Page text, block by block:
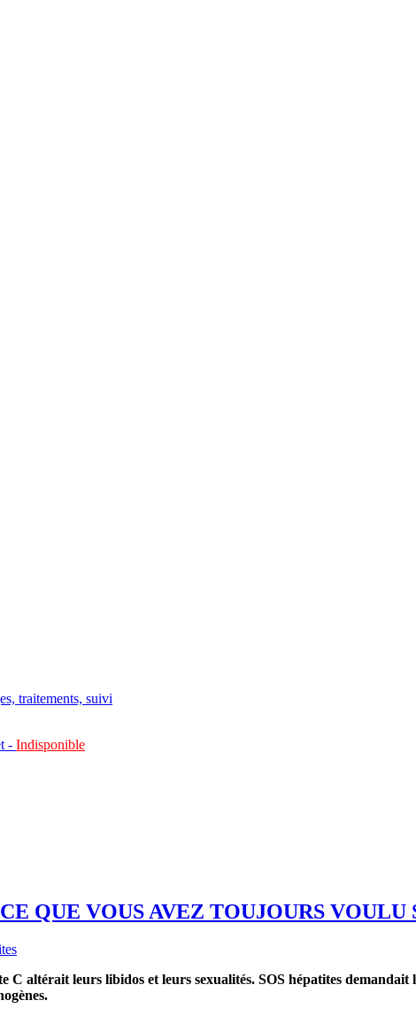
traitements, suivi
- Indisponible
QUE VOUS AVEZ TOUJOURS VOULU
C altérait leurs libidos et leurs sexualités. SOS hépatites